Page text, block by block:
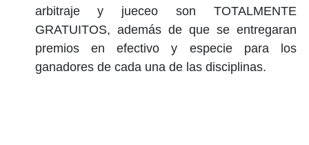
arbitraje y jueceo son TOTALMENTE
GRATUITOS, además de que se entregaran
premios en efectivo y especie para los
ganadores de cada una de las disciplinas.